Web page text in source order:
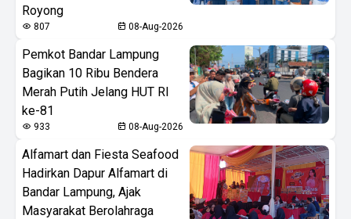
Royong
807 08-Aug-2026
Pemkot Bandar Lampung
Bagikan 10 Ribu Bendera
Merah Putih Jelang HUT RI
ke-81
933 08-Aug-2026
Alfamart dan Fiesta Seafood
Hadirkan Dapur Alfamart di
Bandar Lampung, Ajak
Masyarakat Berolahraga